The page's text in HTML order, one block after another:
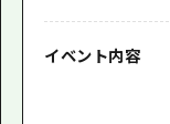
イベント内容